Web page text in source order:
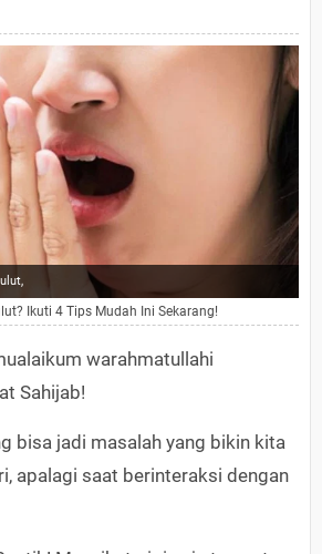
Ikuti 4 Tips Mudah Ini Sekarang!
warahmatullahi
Sahijab!
bisa jadi masalah yang bikin kita
apalagi saat berinteraksi dengan